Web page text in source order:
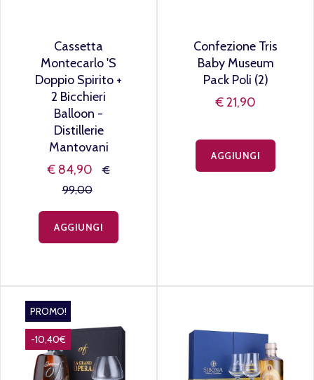
Cassetta
Montecarlo 'S
Doppio Spirito +
2 Bicchieri
Balloon -
Distillerie
Mantovani
€ 84,90
€
99,00
AGGIUNGI
Confezione Tris
Baby Museum
Pack Poli (2)
€ 21,90
AGGIUNGI
PROMO!
-10,40€